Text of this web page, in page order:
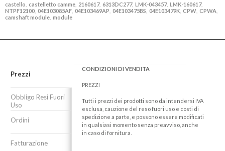
castello castelletto camme 2160617, 6313DC277, LMK-043457, LMK-160617,
NTPF12100 04E103085AF 04E103469AP 04E103475BS 04E103479K CPW CPWA
camshaft module module
Prezzi
Obbligo Resi Fuori
Uso
Ordini
Fatturazione
CONDIZIONI DI VENDITA
PREZZI
Tutti i prezzi dei prodotti sono da intendersi IVA
esclusa, cauzione del reso fuori uso e costi di
spedizione a parte, e possono essere modificati
in qualsiasi momento senza preavviso, anche
in caso di fornitura.